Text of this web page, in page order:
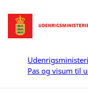
Gå til forsiden
Pas og visum til